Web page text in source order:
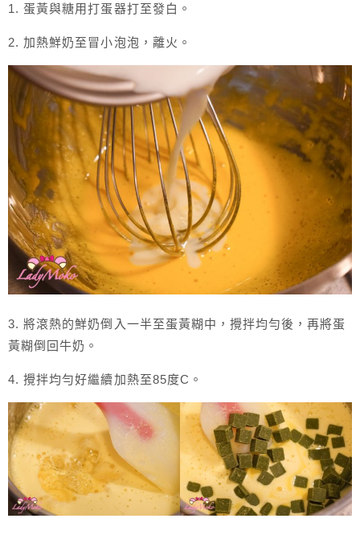
1. 蛋黃與糖用打蛋器打至發白。
2. 加熱鮮奶至冒小泡泡，離火。
3. 將滾熱的鮮奶倒入一半至蛋黃糊中，攪拌均勻後，再將蛋
黃糊倒回牛奶。
4. 攪拌均勻好繼續加熱至85度C。